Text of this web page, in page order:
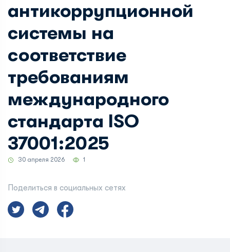
антикоррупционной
системы на
соответствие
требованиям
международного
стандарта ISO
37001:2025
30 апреля 2026 1
Поделиться в социальных сетях